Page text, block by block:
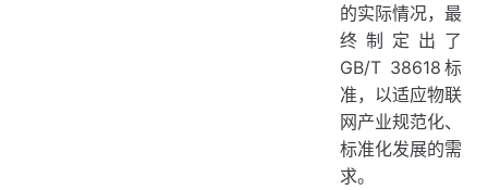
的实际情况，最
终制定出了
GB/T 38618标
准，以适应物联
网产业规范化、
标准化发展的需
求。